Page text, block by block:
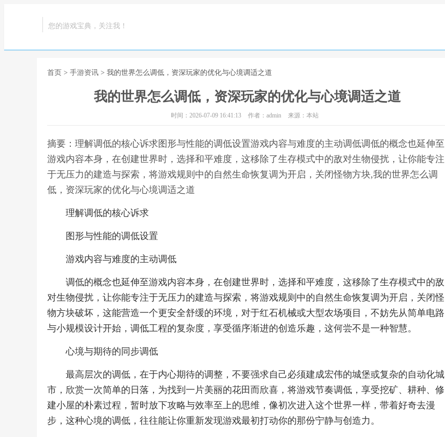
您的游戏宝典，关注我！
首页 > 手游资讯 > 我的世界怎么调低，资深玩家的优化与心境调适之道
我的世界怎么调低，资深玩家的优化与心境调适之道
时间：2026-07-09 16:41:13 作者：admin 来源：本站
摘要：理解调低的核心诉求图形与性能的调低设置游戏内容与难度的主动调低调低的概念也延伸至
游戏内容本身，在创建世界时，选择和平难度，这移除了生存模式中的敌对生物侵扰，让你能专注
于无压力的建造与探索，将游戏规则中的自然生命恢复调为开启，关闭怪物方块,我的世界怎么调
低，资深玩家的优化与心境调适之道
理解调低的核心诉求
图形与性能的调低设置
游戏内容与难度的主动调低
调低的概念也延伸至游戏内容本身，在创建世界时，选择和平难度，这移除了生存模式中的敌
对生物侵扰，让你能专注于无压力的建造与探索，将游戏规则中的自然生命恢复调为开启，关闭怪
物方块破坏，这能营造一个更安全舒缓的环境，对于红石机械或大型农场项目，不妨先从简单电路
与小规模设计开始，调低工程的复杂度，享受循序渐进的创造乐趣，这何尝不是一种智慧。
心境与期待的同步调低
最高层次的调低，在于内心期待的调整，不要强求自己必须建成宏伟的城堡或复杂的自动化城
市，欣赏一次简单的日落，为找到一片美丽的花田而欣喜，将游戏节奏调低，享受挖矿、耕种、修
建小屋的朴素过程，暂时放下攻略与效率至上的思维，像初次进入这个世界一样，带着好奇去漫
步，这种心境的调低，往往能让你重新发现游戏最初打动你的那份宁静与创造力。